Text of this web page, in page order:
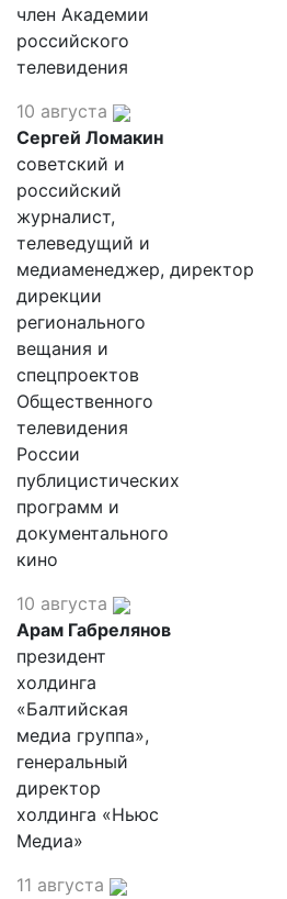
член Академии
российского
телевидения
10 августа
Сергей Ломакин
советский и
российский
журналист,
телеведущий и
медиаменеджер, директор
дирекции
регионального
вещания и
спецпроектов
Общественного
телевидения
России
публицистических
программ и
документального
кино
10 августа
Арам Габрелянов
президент
холдинга
«Балтийская
медиа группа»,
генеральный
директор
холдинга «Ньюс
Медиа»
11 августа